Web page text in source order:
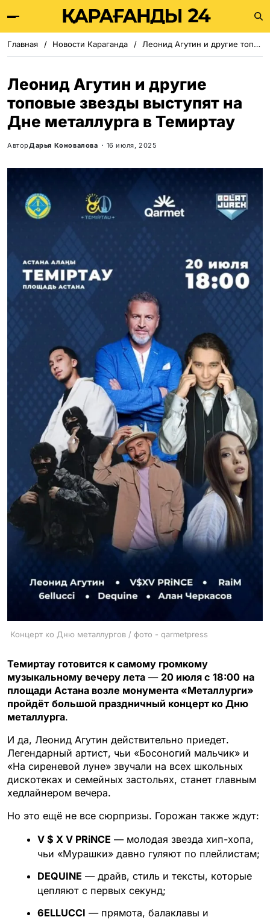
Главная Новости Караганда Леонид Агутин и другие топовые звезды выступят на Дне металлурга в Темиртау
Леонид Агутин и другие
топовые звезды выступят на
Дне металлурга в Темиртау
АвторДарья Коновалова 16 июля, 2025
Концерт ко Дню металлургов / фото - qarmetpress
Темиртау готовится к самому громкому
музыкальному вечеру лета — 20 июля с 18:00 на
площади Астана возле монумента «Металлурги»
пройдёт большой праздничный концерт ко Дню
металлурга.
И да, Леонид Агутин действительно приедет.
Легендарный артист, чьи «Босоногий мальчик» и
«На сиреневой луне» звучали на всех школьных
дискотеках и семейных застольях, станет главным
хедлайнером вечера.
Но это ещё не все сюрпризы. Горожан также ждут:
V $ X V PRiNCE — молодая звезда хип-хопа,
чьи «Мурашки» давно гуляют по плейлистам;
DEQUINE — драйв, стиль и тексты, которые
цепляют с первых секунд;
6ELLUCCI — прямота, балаклавы и